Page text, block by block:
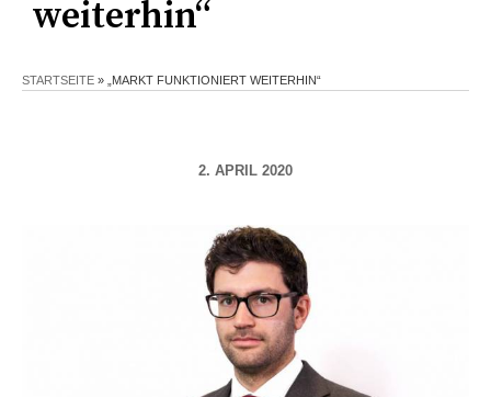
weiterhin“
STARTSEITE » „MARKT FUNKTIONIERT WEITERHIN“
2. APRIL 2020